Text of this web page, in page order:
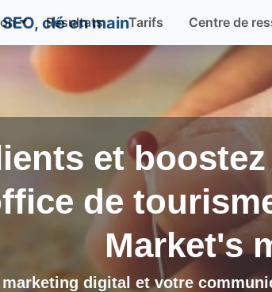
Résultats Tarifs Centre de
et
de
Market's
marketing digital et votre